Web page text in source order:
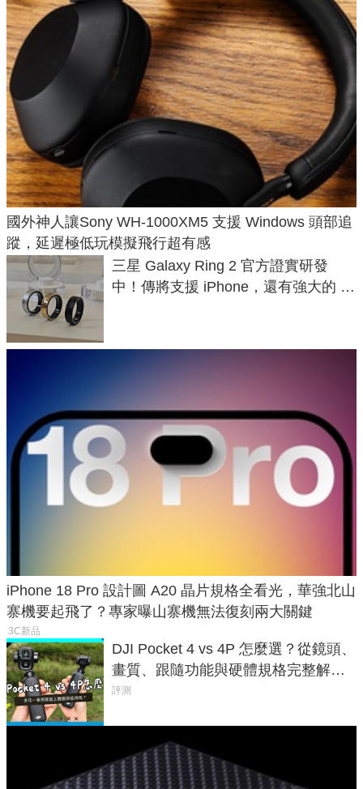
國外神人讓Sony WH-1000XM5 支援 Windows 頭部追
蹤，延遲極低玩模擬飛行超有感
三星 Galaxy Ring 2 官方證實研發
中！傳將支援 iPhone，還有強大的 AI
iPhone 18 Pro 設計圖 A20 晶片規格全看光，華強北山
寨機要起飛了？專家曝山寨機無法復刻兩大關鍵
3C新品
DJI Pocket 4 vs 4P 怎麼選？從鏡頭、
畫質、跟隨功能與硬體規格完整解
析，一次看懂兩台差異
評測